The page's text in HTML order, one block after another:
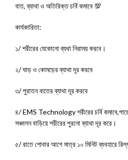
বাত, ব্যাথা ও অতিরিক্ত চর্বি কমাবে 💯
কার্যকারিতা:
১/ শরীরের যেকোনো ব্যথা নিরাময় করবে।
২/ ঘাড় ও কোমড়ের ব্যাথা দূর করবে
৩/ পুরাতন বাতের ব্যাথা দূর করবে
৪/ EMS Technology শরীরের চর্বি
সঞ্চালন বাড়িয়ে শরীরের পুরনো ব্যাথা দূর করে।
৫/ রাতে শোবার আগে মাত্র ১০ মিনিট ব্যবহারে